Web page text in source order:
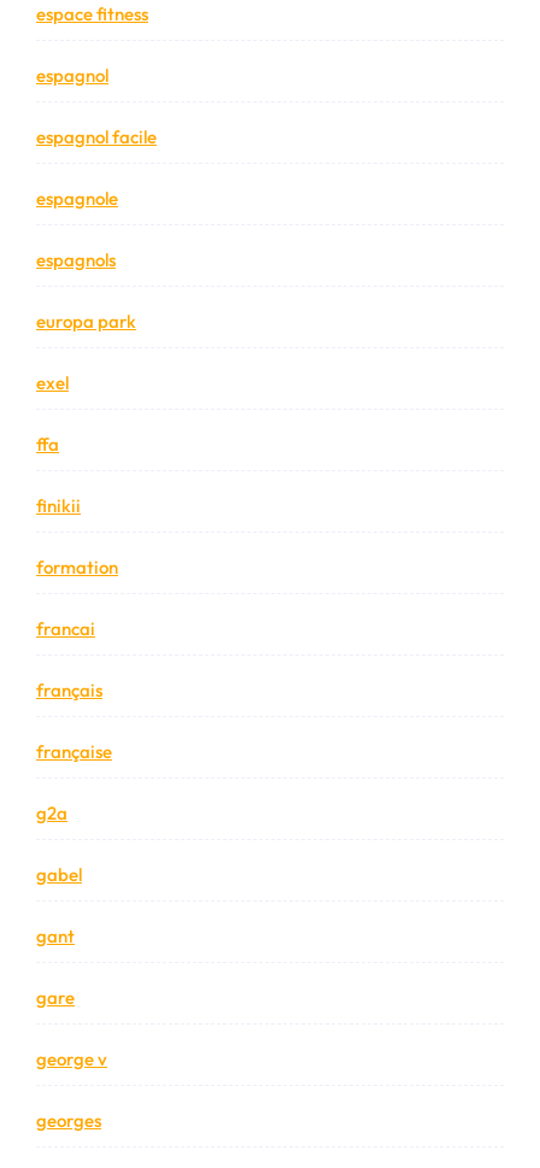
espace fitness
espagnol
espagnol facile
espagnole
espagnols
europa park
exel
ffa
finikii
formation
francai
français
française
g2a
gabel
gant
gare
george v
georges